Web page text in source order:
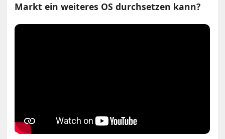
Markt ein weiteres OS durchsetzen kann?